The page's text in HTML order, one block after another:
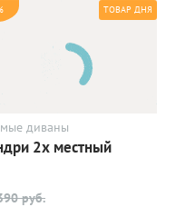
ТОВАР ДНЯ
диваны
2х местный
руб.